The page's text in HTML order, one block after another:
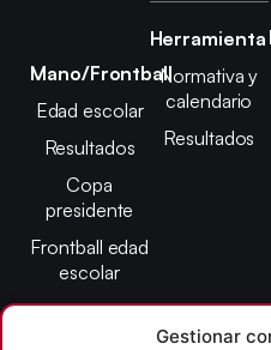
Gestionar
Mano/Frontball
Edad escolar
Resultados
Copa
presidente
Frontball edad
escolar
Herramienta
Normativa y
calendario
Resultados